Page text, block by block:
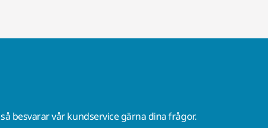
så besvarar vår kundservice gärna dina frågor.